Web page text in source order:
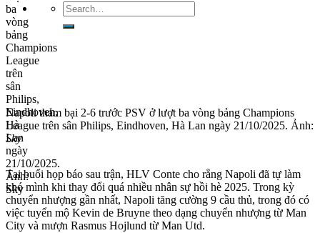
Search
for:
Napoli thảm bại 2-6 trước PSV ở lượt ba vòng bảng Champions
League trên sân Philips, Eindhoven, Hà Lan ngày 21/10/2025. Ảnh:
Sky
Tại buổi họp báo sau trận, HLV Conte cho rằng Napoli đã tự làm
khó mình khi thay đổi quá nhiều nhân sự hồi hè 2025. Trong kỳ
chuyển nhượng gần nhất, Napoli tăng cường 9 cầu thủ, trong đó có
việc tuyển mộ Kevin de Bruyne theo dạng chuyển nhượng từ Man
City và mượn Rasmus Hojlund từ Man Utd.